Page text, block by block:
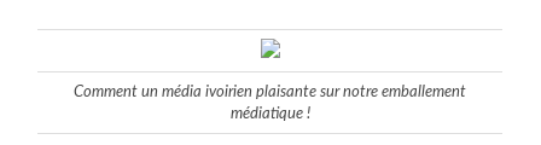
Comment un média ivoirien plaisante sur notre emballement
médiatique !